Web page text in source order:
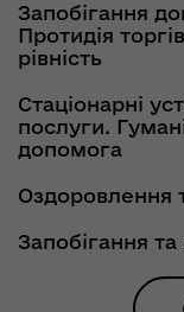
Запобігання
Протидія
рівність
Стаціонарні
послуги.
допомога
Оздоровлення
Запобігання